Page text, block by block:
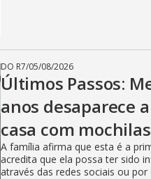
DO R7/05/08/2026
Últimos Passos:
anos desaparece
casa com mochilas
A família afirma que esta é a
acredita que ela possa ter sido
através das redes sociais ou por